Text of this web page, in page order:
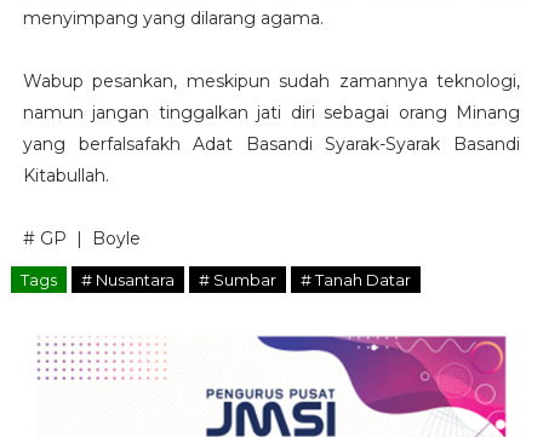
menyimpang yang dilarang agama.
Wabup pesankan, meskipun sudah zamannya teknologi,
namun jangan tinggalkan jati diri sebagai orang Minang
yang berfalsafakh Adat Basandi Syarak-Syarak Basandi
Kitabullah.
# GP | Boyle
Tags # Nusantara # Sumbar # Tanah Datar